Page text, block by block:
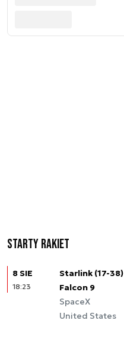
Starty rakiet
8 SIE
18:23
Starlink (17-38)
Falcon 9
SpaceX
United States